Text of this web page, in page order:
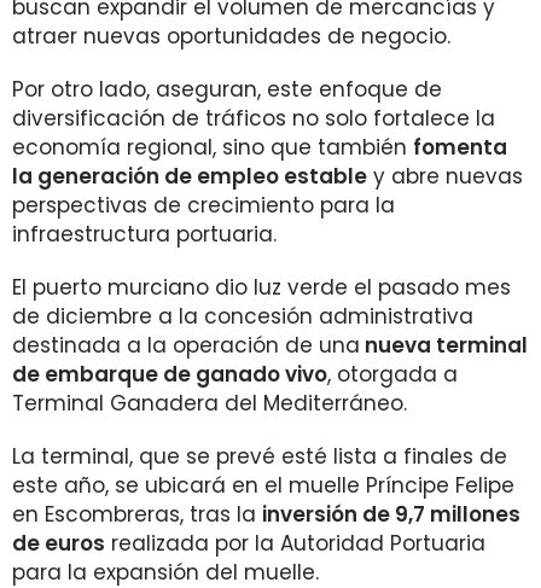
buscan expandir el volumen de mercancías y
atraer nuevas oportunidades de negocio.
Por otro lado, aseguran, este enfoque de
diversificación de tráficos no solo fortalece la
economía regional, sino que también fomenta
la generación de empleo estable y abre nuevas
perspectivas de crecimiento para la
infraestructura portuaria.
El puerto murciano dio luz verde el pasado mes
de diciembre a la concesión administrativa
destinada a la operación de una nueva terminal
de embarque de ganado vivo, otorgada a
Terminal Ganadera del Mediterráneo.
La terminal, que se prevé esté lista a finales de
este año, se ubicará en el muelle Príncipe Felipe
en Escombreras, tras la inversión de 9,7 millones
de euros realizada por la Autoridad Portuaria
para la expansión del muelle.